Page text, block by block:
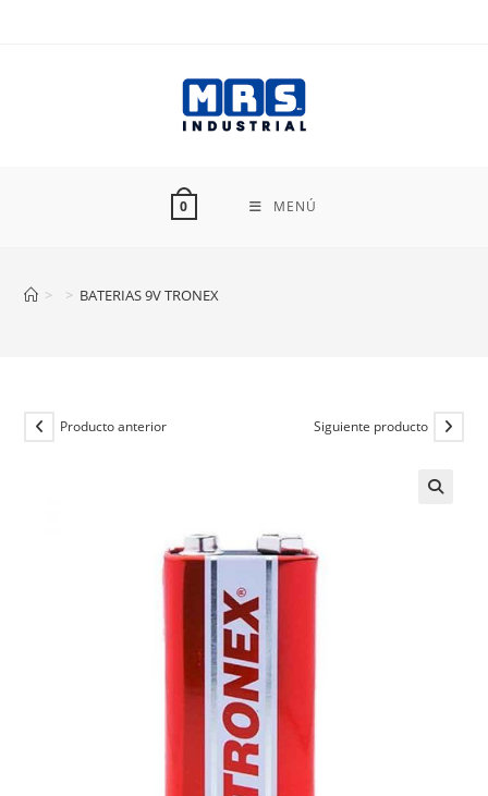
0 MENÚ
> > BATERIAS 9V TRONEX
Producto anterior Siguiente producto